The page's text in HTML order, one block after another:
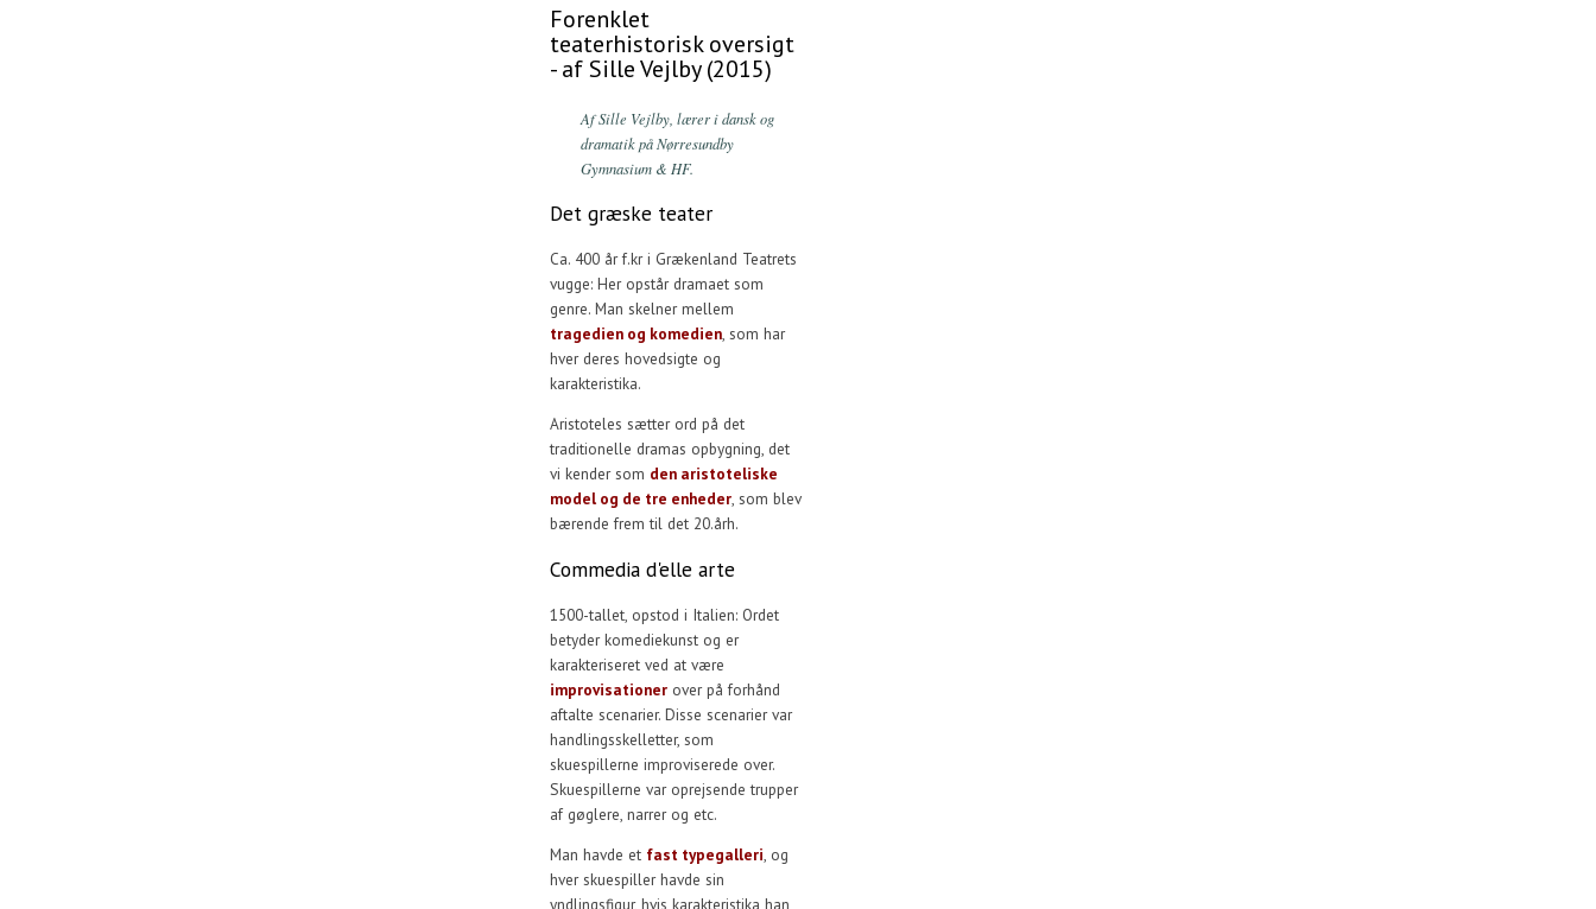
Forenklet
teaterhistorisk oversigt
- af Sille Vejlby (2015)
Af Sille Vejlby, lærer i dansk og
dramatik på Nørresundby
Gymnasium & HF.
Det græske teater
Ca. 400 år f.kr i Grækenland Teatrets
vugge: Her opstår dramaet som
genre. Man skelner mellem
tragedien og komedien, som har
hver deres hovedsigte og
karakteristika.
Aristoteles sætter ord på det
traditionelle dramas opbygning, det
vi kender som den aristoteliske
model og de tre enheder, som blev
bærende frem til det 20.årh.
Commedia d'elle arte
1500-tallet, opstod i Italien: Ordet
betyder komediekunst og er
karakteriseret ved at være
improvisationer over på forhånd
aftalte scenarier. Disse scenarier var
handlingsskelletter, som
skuespillerne improviserede over.
Skuespillerne var oprejsende trupper
af gøglere, narrer og etc.
Man havde et fast typegalleri, og
hver skuespiller havde sin
yndlingsfigur, hvis karakteristika han